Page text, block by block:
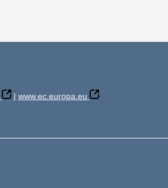
| www.ec.europa.eu